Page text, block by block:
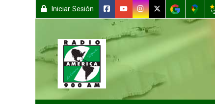
Iniciar Sesión